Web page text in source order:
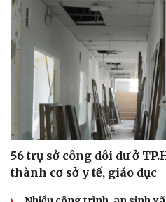
Văn hóa
Sân khấu - Điện ảnh
56 trụ sở công dôi dư ở
thành cơ sở y tế, giáo dục